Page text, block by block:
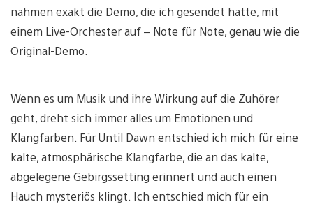
nahmen exakt die Demo, die ich gesendet hatte, mit
einem Live-Orchester auf – Note für Note, genau wie die
Original-Demo.
Wenn es um Musik und ihre Wirkung auf die Zuhörer
geht, dreht sich immer alles um Emotionen und
Klangfarben. Für Until Dawn entschied ich mich für eine
kalte, atmosphärische Klangfarbe, die an das kalte,
abgelegene Gebirgssetting erinnert und auch einen
Hauch mysteriös klingt. Ich entschied mich für ein